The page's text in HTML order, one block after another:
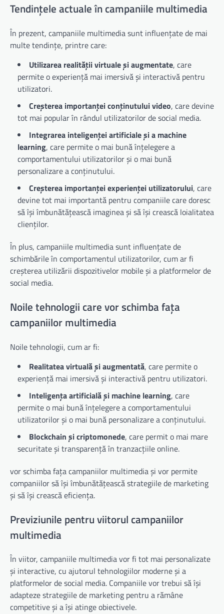
Tendințele actuale în campaniile multimedia
În prezent, campaniile multimedia sunt influențate de mai
multe tendințe, printre care:
Utilizarea realității virtuale și augmentate, care
permite o experiență mai imersivă și interactivă pentru
utilizatori.
Creșterea importanței conținutului video, care devine
tot mai popular în rândul utilizatorilor de social media.
Integrarea inteligenței artificiale și a machine
learning, care permite o mai bună înțelegere a
comportamentului utilizatorilor și o mai bună
personalizare a conținutului.
Creșterea importanței experienței utilizatorului, care
devine tot mai importantă pentru companiile care doresc
să își îmbunătățească imaginea și să își crească loialitatea
clienților.
În plus, campaniile multimedia sunt influențate de
schimbările în comportamentul utilizatorilor, cum ar fi
creșterea utilizării dispozitivelor mobile și a platformelor de
social media.
Noile tehnologii care vor schimba fața
campaniilor multimedia
Noile tehnologii, cum ar fi:
Realitatea virtuală și augmentată, care permite o
experiență mai imersivă și interactivă pentru utilizatori.
Inteligența artificială și machine learning, care
permite o mai bună înțelegere a comportamentului
utilizatorilor și o mai bună personalizare a conținutului.
Blockchain și criptomonede, care permit o mai mare
securitate și transparență în tranzacțiile online.
vor schimba fața campaniilor multimedia și vor permite
companiilor să își îmbunătățească strategiile de marketing
și să își crească eficiența.
Previziunile pentru viitorul campaniilor
multimedia
În viitor, campaniile multimedia vor fi tot mai personalizate
și interactive, cu ajutorul tehnologiilor moderne și a
platformelor de social media. Companiile vor trebui să își
adapteze strategiile de marketing pentru a rămâne
competitive și a își atinge obiectivele.